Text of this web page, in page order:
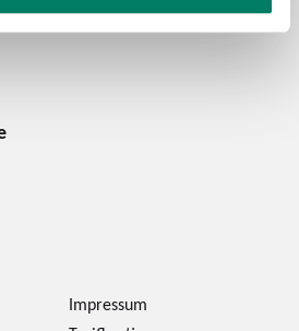
Impressum